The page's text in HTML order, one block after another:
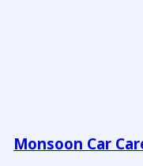
Monsoon Car